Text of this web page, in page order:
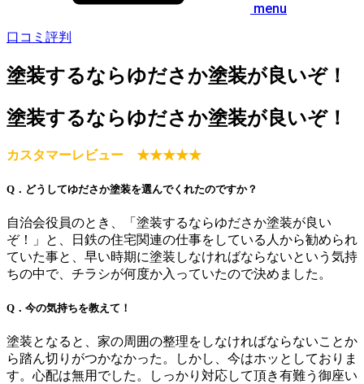
menu
口コミ評判
塗装するならゆださか塗装が良いぞ！
塗装するならゆださか塗装が良いぞ！
カスタマーレビュー ★★★★★
Q．どうしてゆださか塗装を選んでくれたのですか？
自治会役員のとき、「塗装するならゆださか塗装が良い
ぞ！」と、日鉄の住宅関連の仕事をしている人から勧められ
ていた事と、早い時期に塗装しなければならないという気持
ちの中で、チラシが何度か入っていたので決めました。
Q．今の気持ちを教えて！
塗装となると、家の周囲の整理をしなければならないことか
ら踏ん切りがつかなかった。しかし、今はホッとしておりま
す。心配は無用でした。しっかり対応して頂き有難う御座い